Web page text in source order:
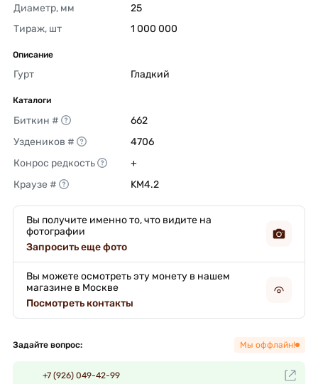
Диаметр, мм
25
Тираж, шт
1 000 000
Описание
Гурт Гладкий
Каталоги
Биткин #
662
Уздеников #
4706
Конрос редкость
+
Краузе #
KM4.2
Вы получите именно то, что видите на
фотографии
Запросить еще фото
Вы можете осмотреть эту монету в нашем
магазине в Москве
Посмотреть контакты
Задайте вопрос: Мы оффлайн!
+7 (926) 049-42-99